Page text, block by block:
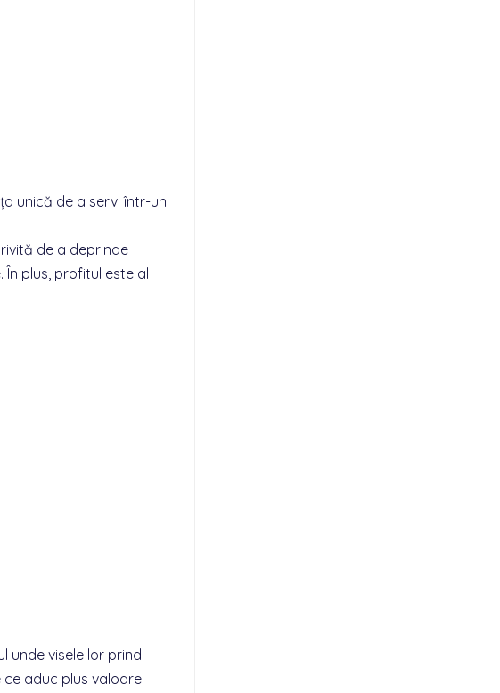
unică de a servi într-un
de a deprinde
plus, profitul este al
unde visele lor prind
aduc plus valoare.